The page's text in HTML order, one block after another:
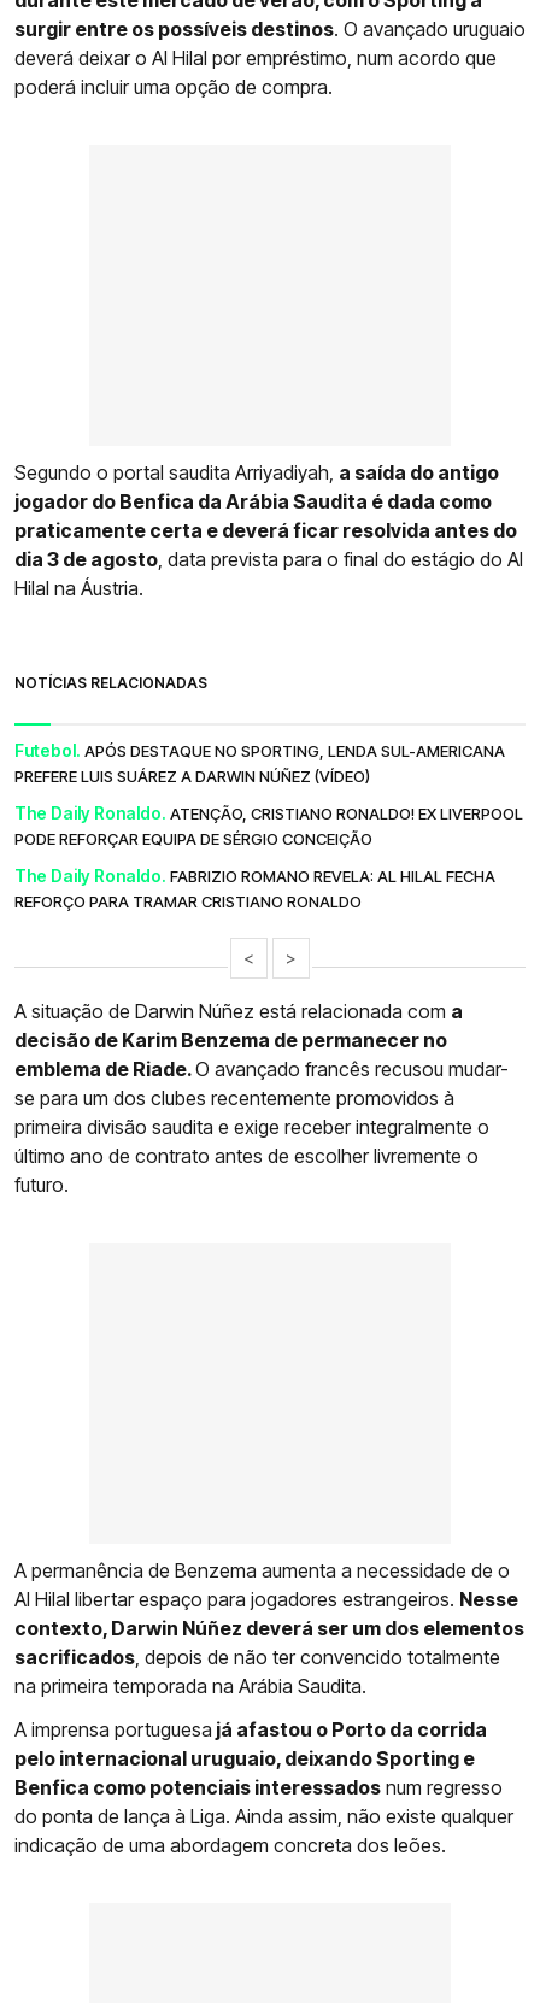
surgir entre os possíveis destinos. O avançado uruguaio
deverá deixar o Al Hilal por empréstimo, num acordo que
poderá incluir uma opção de compra.
Segundo o portal saudita Arriyadiyah, a saída do antigo
jogador do Benfica da Arábia Saudita é dada como
praticamente certa e deverá ficar resolvida antes do
dia 3 de agosto , data prevista para o final do estágio do Al
Hilal na Áustria.
NOTÍCIAS RELACIONADAS
Futebol. APÓS DESTAQUE NO SPORTING, LENDA SUL-AMERICANA
PREFERE LUIS SUÁREZ A DARWIN NÚÑEZ (VÍDEO)
The Daily Ronaldo. ATENÇÃO, CRISTIANO RONALDO! EX LIVERPOOL
PODE REFORÇAR EQUIPA DE SÉRGIO CONCEIÇÃO
The Daily Ronaldo. FABRIZIO ROMANO REVELA: AL HILAL FECHA
REFORÇO PARA TRAMAR CRISTIANO RONALDO
< >
A situação de Darwin Núñez está relacionada com a
decisão de Karim Benzema de permanecer no
emblema de Riade.O avançado francês recusou mudar-
se para um dos clubes recentemente promovidos à
primeira divisão saudita e exige receber integralmente o
último ano de contrato antes de escolher livremente o
futuro.
A permanência de Benzema aumenta a necessidade de o
Al Hilal libertar espaço para jogadores estrangeiros. Nesse
contexto, Darwin Núñez deverá ser um dos elementos
sacrificados , depois de não ter convencido totalmente
na primeira temporada na Arábia Saudita.
A imprensa portuguesa já afastou o Porto da corrida
pelo internacional uruguaio, deixando Sporting e
Benfica como potenciais interessados num regresso
do ponta de lança à Liga. Ainda assim, não existe qualquer
indicação de uma abordagem concreta dos leões.